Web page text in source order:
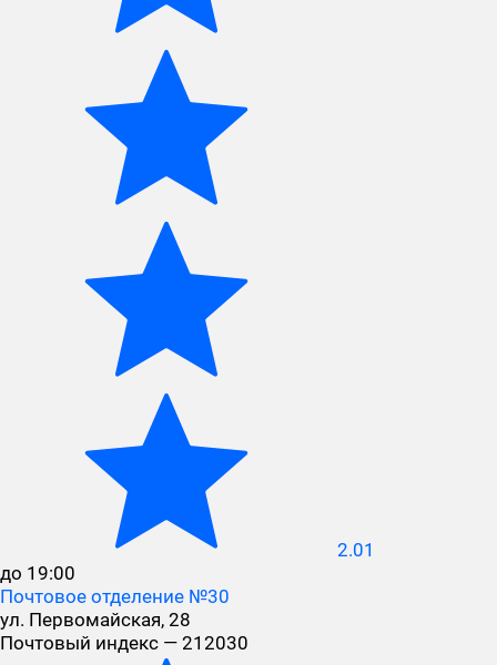
2.01
до 19:00
Почтовое отделение №30
ул. Первомайская, 28
Почтовый индекс — 212030